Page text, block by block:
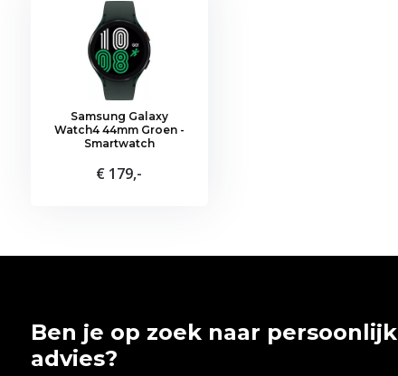
Samsung Galaxy
Watch4 44mm Groen -
Smartwatch
€ 179,-
Ben je op zoek naar persoonlijk
advies?